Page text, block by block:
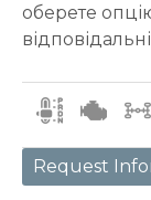
оберете
Request